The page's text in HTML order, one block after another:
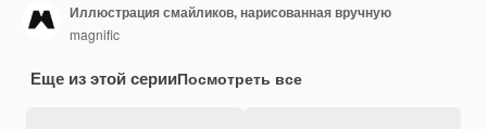
Иллюстрация смайликов, нарисованная вручную
magnific
Еще из этой серииПосмотреть все